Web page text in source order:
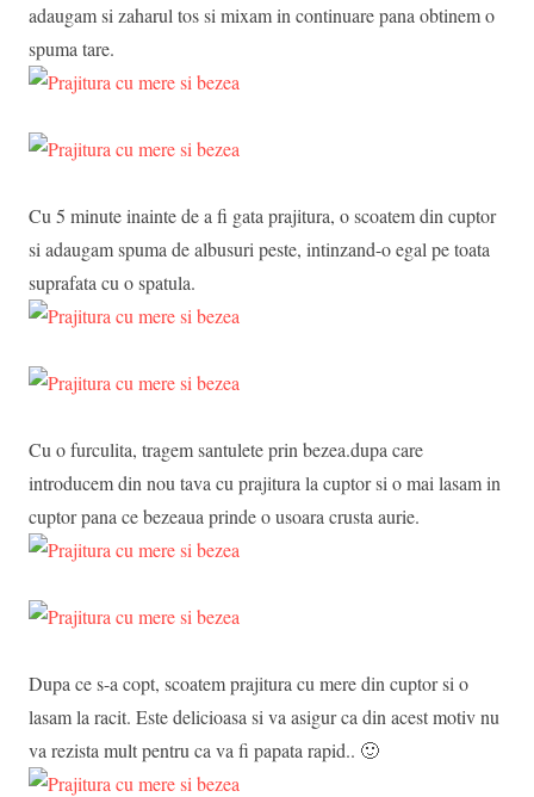
adaugam si zaharul tos si mixam in continuare pana obtinem o
spuma tare.
Cu 5 minute inainte de a fi gata prajitura, o scoatem din cuptor
si adaugam spuma de albusuri peste, intinzand-o egal pe toata
suprafata cu o spatula.
Cu o furculita, tragem santulete prin bezea.dupa care
introducem din nou tava cu prajitura la cuptor si o mai lasam in
cuptor pana ce bezeaua prinde o usoara crusta aurie.
Dupa ce s-a copt, scoatem prajitura cu mere din cuptor si o
lasam la racit. Este delicioasa si va asigur ca din acest motiv nu
va rezista mult pentru ca va fi papata rapid.. 🙂